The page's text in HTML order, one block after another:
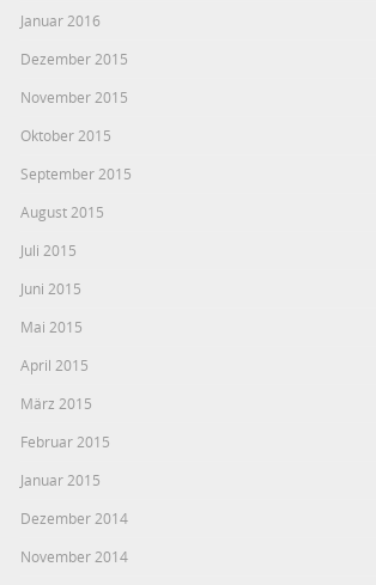
Januar 2016
Dezember 2015
November 2015
Oktober 2015
September 2015
August 2015
Juli 2015
Juni 2015
Mai 2015
April 2015
März 2015
Februar 2015
Januar 2015
Dezember 2014
November 2014